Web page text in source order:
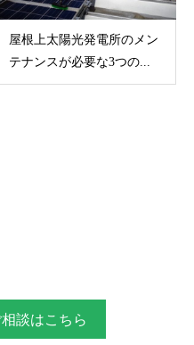
屋根上太陽光発電所のメン
テナンスが必要な3つの...
談はこちら